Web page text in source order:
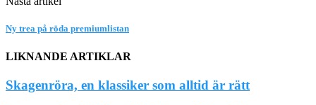
Ny trea på röda premiumlistan
LIKNANDE ARTIKLAR
Skagenröra, en klassiker som alltid är rätt